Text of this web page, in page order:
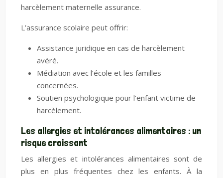
harcèlement maternelle assurance.
L’assurance scolaire peut offrir:
Assistance juridique en cas de harcèlement
avéré.
Médiation avec l’école et les familles
concernées.
Soutien psychologique pour l’enfant victime de
harcèlement.
Les allergies et intolérances alimentaires : un
risque croissant
Les allergies et intolérances alimentaires sont de
plus en plus fréquentes chez les enfants. À la